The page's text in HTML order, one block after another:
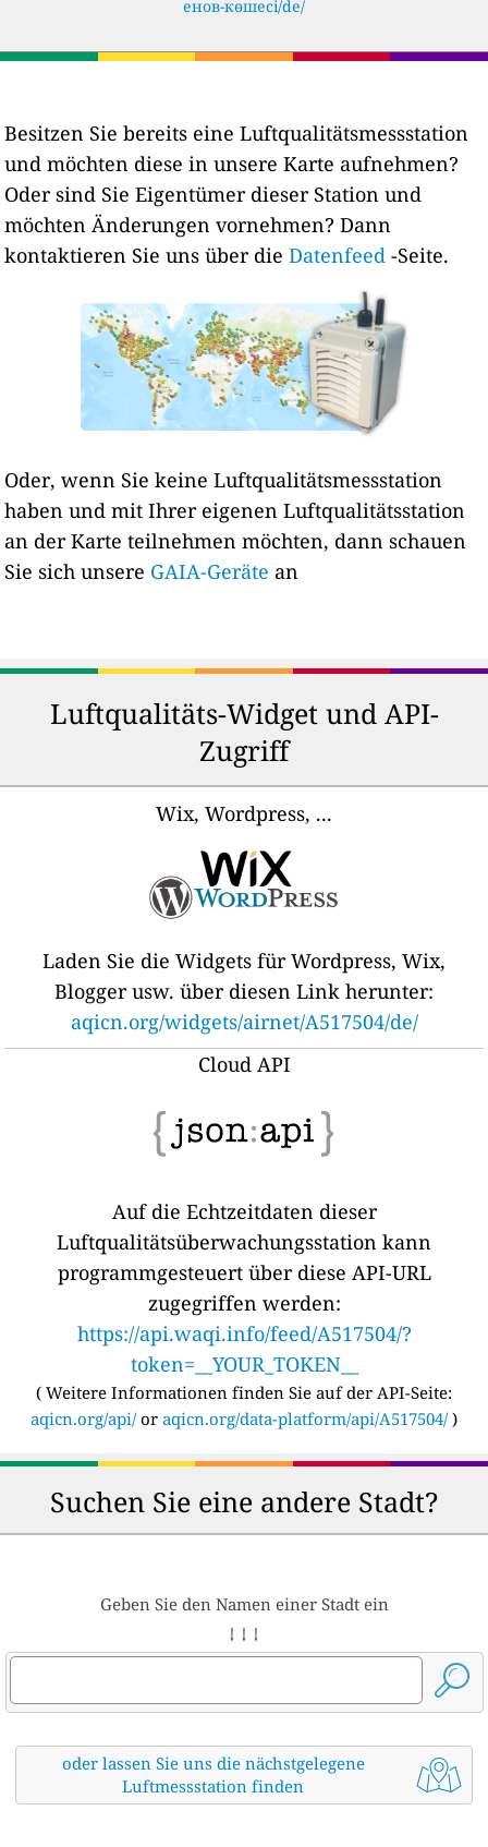
енов-көшесі/de/
Besitzen Sie bereits eine Luftqualitätsmessstation
und möchten diese in unsere Karte aufnehmen?
Oder sind Sie Eigentümer dieser Station und
möchten Änderungen vornehmen? Dann
kontaktieren Sie uns über dieDatenfeed -Seite.
Oder, wenn Sie keine Luftqualitätsmessstation
haben und mit Ihrer eigenen Luftqualitätsstation
an der Karte teilnehmen möchten, dann schauen
Sie sich unsere GAIA-Geräte an
Luftqualitäts-Widget und API-
Zugriff
Wix, Wordpress, ...
Laden Sie die Widgets für Wordpress, Wix,
Blogger usw. über diesen Link herunter:
aqicn.org/widgets/airnet/A517504/de/
Cloud API
Auf die Echtzeitdaten dieser
Luftqualitätsüberwachungsstation kann
programmgesteuert über diese API-URL
zugegriffen werden:
https://api.waqi.info/feed/A517504/?
token=__YOUR_TOKEN__
( Weitere Informationen finden Sie auf der API-Seite:
aqicn.org/api/or aqicn.org/data-platform/api/A517504/)
Suchen Sie eine andere Stadt?
Geben Sie den Namen einer Stadt ein
↓ ↓ ↓
oder lassen Sie uns die nächstgelegene
Luftmessstation finden